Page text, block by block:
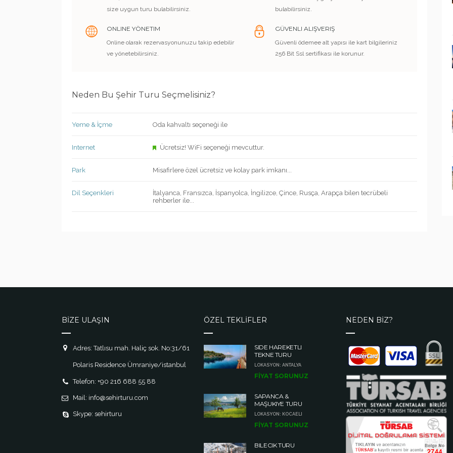
size uygun turu bulabilirsiniz.
bulabilirsiniz.
ONLINE YÖNETIM
Online olarak rezervasyonunuzu takip edebilir
ve yönetebilirsiniz.
GÜVENLI ALIŞVERIŞ
Güvenli ödemee alt yapısı ile kart bilgileriniz
256 Bit Ssl sertifikası ile korunur.
Neden Bu Şehir Turu Seçmelisiniz?
Yeme & İçme Oda kahvaltı seçeneği ile
Internet Ücretsiz! WiFi seçeneği mevcuttur.
Park Misafirlere özel ücretsiz ve kolay park imkanı...
Dil Seçenkleri
İtalyanca, Fransızca, İspanyolca, İngilizce, Çince, Rusça, Arapça bilen tecrübeli
rehberler ile...
BİZE ULAŞIN
Adres: Tatlısu mah. Haliç sok. No:31/61
Polaris Residence Ümraniye/istanbul
Telefon: +90 216 688 55 88
Mail: info@sehirturu.com
Skype: sehirturu
ÖZEL TEKLİFLER
SIDE HAREKETLI
TEKNE TURU
LOKASYON: ANTALYA
FİYAT SORUNUZ
SAPANCA &
MAŞUKIYE TURU
LOKASYON: KOCAELI
FİYAT SORUNUZ
BILECIK TURU
NEDEN BİZ?